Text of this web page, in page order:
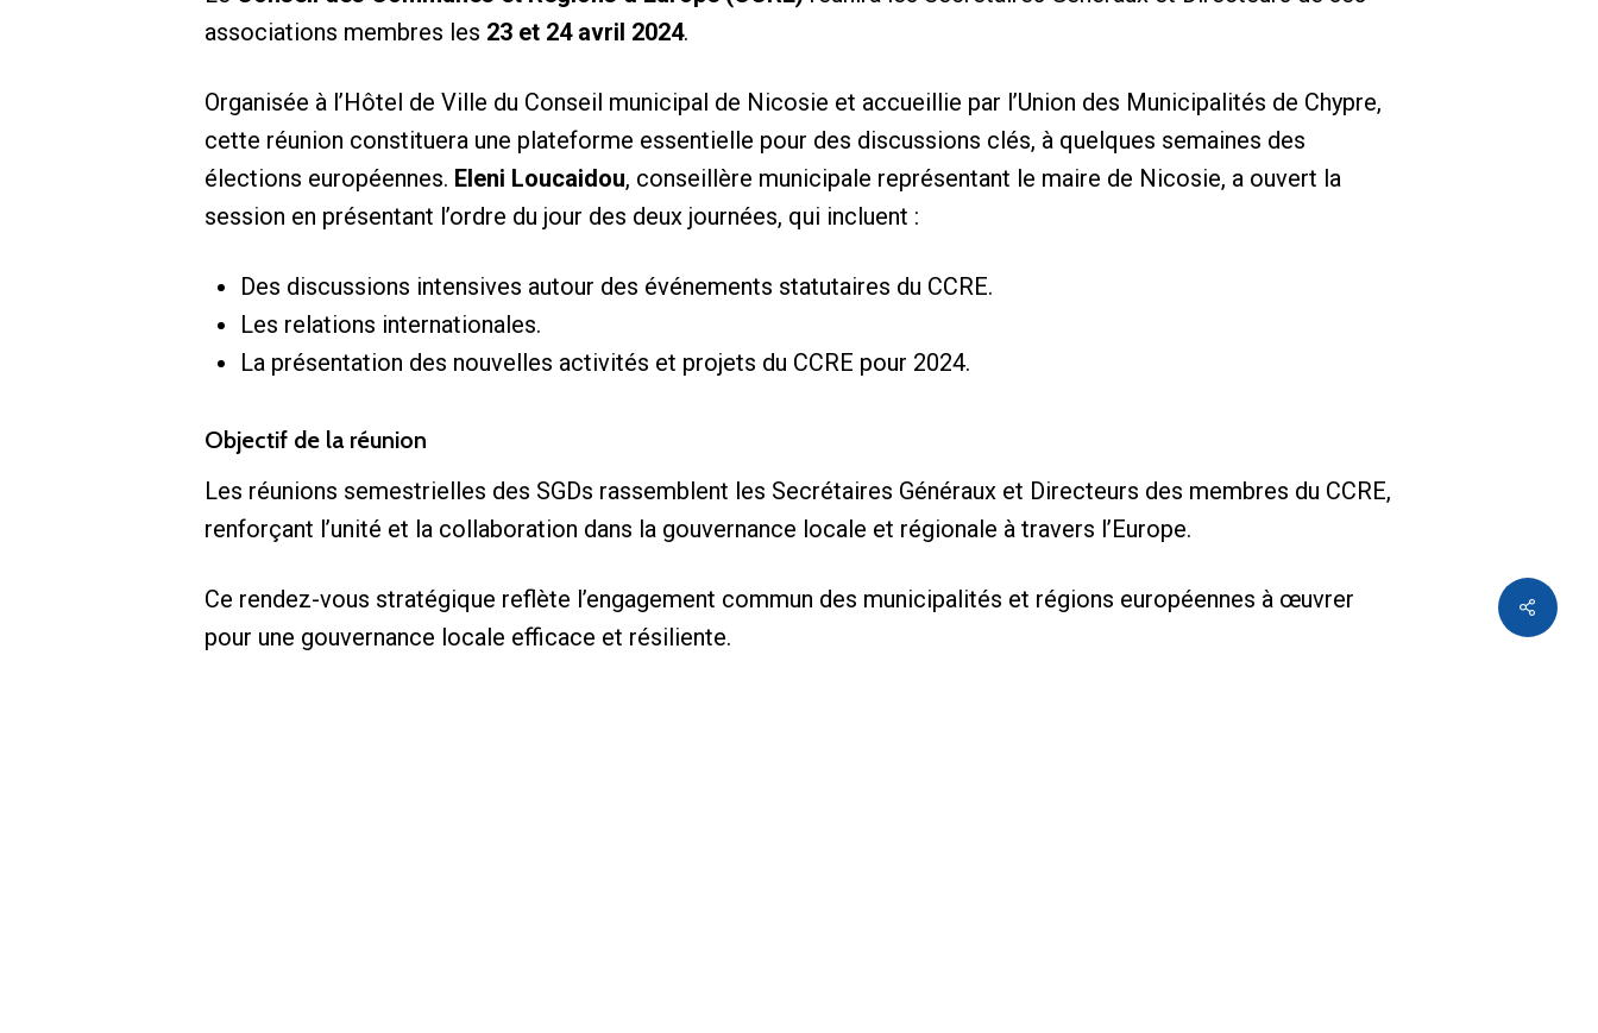
associations membres les 23 et 24 avril 2024.
Organisée à l’Hôtel de Ville du Conseil municipal de Nicosie et accueillie par l’Union des Municipalités de Chypre,
cette réunion constituera une plateforme essentielle pour des discussions clés, à quelques semaines des
élections européennes. Eleni Loucaidou, conseillère municipale représentant le maire de Nicosie, a ouvert la
session en présentant l’ordre du jour des deux journées, qui incluent :
Des discussions intensives autour des événements statutaires du CCRE.
Les relations internationales.
La présentation des nouvelles activités et projets du CCRE pour 2024.
Objectif de la réunion
Les réunions semestrielles des SGDs rassemblent les Secrétaires Généraux et Directeurs des membres du CCRE,
renforçant l’unité et la collaboration dans la gouvernance locale et régionale à travers l’Europe.
Ce rendez-vous stratégique reflète l’engagement commun des municipalités et régions européennes à œuvrer
pour une gouvernance locale efficace et résiliente.